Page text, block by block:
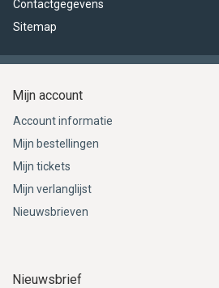
Contactgegevens
Sitemap
Mijn account
Account informatie
Mijn bestellingen
Mijn tickets
Mijn verlanglijst
Nieuwsbrieven
Nieuwsbrief